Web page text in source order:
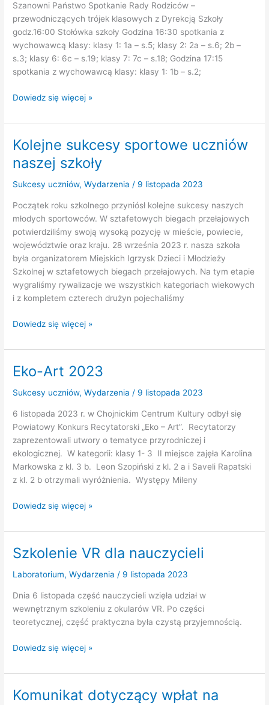
Szanowni Państwo Spotkanie Rady Rodziców –
przewodniczących trójek klasowych z Dyrekcją Szkoły
godz.16:00 Stołówka szkoły Godzina 16:30 spotkania z
wychowawcą klasy: klasy 1: 1a – s.5; klasy 2: 2a – s.6; 2b –
s.3; klasy 6: 6c – s.19; klasy 7: 7c – s.18; Godzina 17:15
spotkania z wychowawcą klasy: klasy 1: 1b – s.2;
Zebrania
Rodzicami
22.11.2023
r.
Dowiedz się więcej »
Kolejne sukcesy sportowe uczniów
naszej szkoły
Sukcesy uczniów,Wydarzenia / 9 listopada 2023
Początek roku szkolnego przyniósł kolejne sukcesy naszych
młodych sportowców. W sztafetowych biegach przełajowych
potwierdziliśmy swoją wysoką pozycję w mieście, powiecie,
województwie oraz kraju. 28 września 2023 r. nasza szkoła
była organizatorem Miejskich Igrzysk Dzieci i Młodzieży
Szkolnej w sztafetowych biegach przełajowych. Na tym etapie
wygraliśmy rywalizacje we wszystkich kategoriach wiekowych
i z kompletem czterech drużyn pojechaliśmy
Kolejne
sportowe
naszej
szkoły
Dowiedz się więcej »
Eko-Art 2023
Sukcesy uczniów,Wydarzenia / 9 listopada 2023
6 listopada 2023 r. w Chojnickim Centrum Kultury odbył się
Powiatowy Konkurs Recytatorski „Eko – Art”. Recytatorzy
zaprezentowali utwory o tematyce przyrodniczej i
ekologicznej. W kategorii: klasy 1- 3 II miejsce zajęła Karolina
Markowska z kl. 3 b. Leon Szopiński z kl. 2 a i Saveli Rapatski
z kl. 2 b otrzymali wyróżnienia. Występy Mileny
Eko-
2023
Dowiedz się więcej »
Szkolenie VR dla nauczycieli
Laboratorium,Wydarzenia / 9 listopada 2023
Dnia 6 listopada część nauczycieli wzięła udział w
wewnętrznym szkoleniu z okularów VR. Po części
teoretycznej, część praktyczna była czystą przyjemnością.
Szkolenie
dla
Dowiedz się więcej »
Komunikat dotyczący wpłat na